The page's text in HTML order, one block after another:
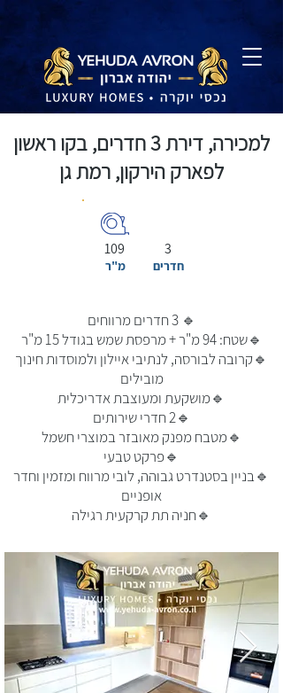
למכירה, דירת 3 חדרים, בקו ראשון
לפארק הירקון, רמת גן
109
מ"ר
3
חדרים
🔹 3 חדרים מרווחים
🔹שטח: 94 מ"ר + מרפסת שמש בגודל 15 מ"ר
🔹קרובה לבורסה, לנתיבי איילון ולמוסדות חינוך
מובילים
🔹מושקעת ומעוצבת אדריכלית
🔹2 חדרי שירותים
🔹מטבח מפנק מאובזר במוצרי חשמל
🔹פרקט טבעי
🔹בניין בסטנדרט גבוהה, לובי מרווח ומזמין וחדר
אופניים
🔹חניה תת קרקעית רגילה